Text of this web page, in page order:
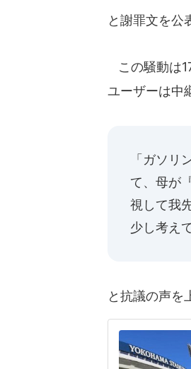
と謝罪文を公
この騒動は
ユーザーは中
「ガソリ
て、母が
視して我
少し考え
と抗議の声を